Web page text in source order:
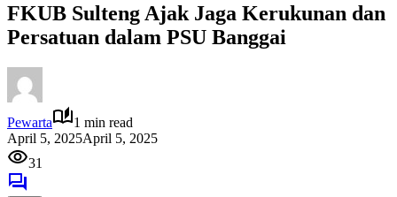
FKUB Sulteng Ajak Jaga Kerukunan dan
Persatuan dalam PSU Banggai
Pewarta
1 min read
April 5, 2025April 5, 2025
31